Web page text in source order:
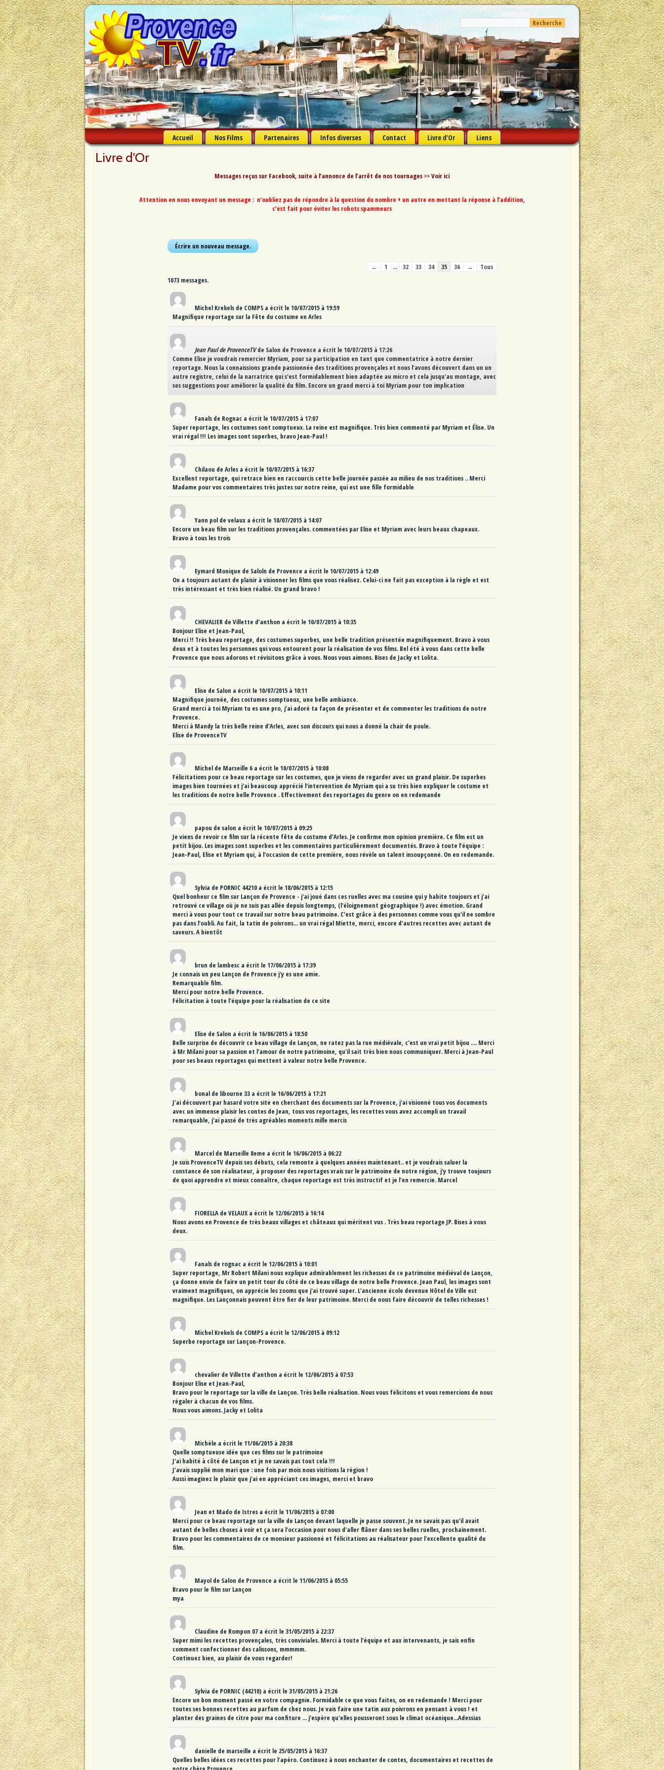
Accueil Nos Films Partenaires Infos diverses Contact Livre d’Or Liens
Livre d’Or
Messages reçus sur Facebook, suite à l’annonce de l’arrêt de nos tournages >>Voir ici
Attention en nous envoyant un message : n’oubliez pas de répondre à la question du nombre + un autre en mettant la réponse à l’addition,
c’est fait pour éviter les robots spammeurs
Navigation
← 1 ... 32 33 34 35 36 →
Tous
1073 messages.
Michel Krekels de COMPS a écrit le 10/07/2015 à 19:59
Magnifique reportage sur la Fête du costume en Arles
Jean Paul de ProvenceTV de Salon de Provence a écrit le 10/07/2015 à 17:26
Comme Elise je voudrais remercier Myriam, pour sa participation en tant que commentatrice à notre dernier
reportage. Nous la connaissions grande passionnée des traditions provençales et nous l'avons découvert dans un un
autre registre, celui de la narratrice qui s'est formidablement bien adaptée au micro et cela jusqu'au montage, avec
ses suggestions pour améliorer la qualité du film. Encore un grand merci à toi Myriam pour ton implication
Fanals de Rognac a écrit le 10/07/2015 à 17:07
Super reportage, les costumes sont somptueux. La reine est magnifique. Très bien commenté par Myriam et Élise. Un
vrai régal !!! Les images sont superbes, bravo Jean-Paul !
Chilaou de Arles a écrit le 10/07/2015 à 16:37
Excellent reportage, qui retrace bien en raccourcis cette belle journée passée au milieu de nos traditions .. Merci
Madame pour vos commentaires très justes sur notre reine, qui est une fille formidable
Yann pol de velaux a écrit le 10/07/2015 à 14:07
Encore un beau film sur les traditions provençales. commentées par Elise et Myriam avec leurs beaux chapeaux.
Bravo à tous les trois
Eymard Monique de Saloln de Provence a écrit le 10/07/2015 à 12:49
On a toujours autant de plaisir à visionner les films que vous réalisez. Celui-ci ne fait pas exception à la règle et est
très intéressant et très bien réalisé. Un grand bravo !
CHEVALIER de Villette d’anthon a écrit le 10/07/2015 à 10:35
Bonjour Elise et Jean-Paul,
Merci !! Très beau reportage, des costumes superbes, une belle tradition présentée magnifiquement. Bravo à vous
deux et à toutes les personnes qui vous entourent pour la réalisation de vos films. Bel été à vous dans cette belle
Provence que nous adorons et révisitons grâce à vous. Nous vous aimons. Bises de Jacky et Lolita.
Elise de Salon a écrit le 10/07/2015 à 10:11
Magnifique journée, des costumes somptueux, une belle ambiance.
Grand merci à toi Myriam tu es une pro, j'ai adoré ta façon de présenter et de commenter les traditions de notre
Provence.
Merci à Mandy la très belle reine d'Arles, avec son discours qui nous a donné la chair de poule.
Elise de ProvenceTV
Michel de Marseille 6 a écrit le 10/07/2015 à 10:08
Félicitations pour ce beau reportage sur les costumes, que je viens de regarder avec un grand plaisir. De superbes
images bien tournées et j'ai beaucoup apprécié l'intervention de Myriam qui a su très bien expliquer le costume et
les traditions de notre belle Provence . Effectivement des reportages du genre on en redemande
papou de salon a écrit le 10/07/2015 à 09:25
Je viens de revoir ce film sur la récente fête du costume d'Arles. Je confirme mon opinion première. Ce film est un
petit bijou. Les images sont superbes et les commentaires particulièrement documentés. Bravo à toute l’équipe :
Jean-Paul, Elise et Myriam qui, à l'occasion de cette première, nous révèle un talent insoupçonné. On en redemande.
Sylvia de PORNIC 44210 a écrit le 18/06/2015 à 12:15
Quel bonheur ce film sur Lançon de Provence - j'ai joué dans ces ruelles avec ma cousine qui y habite toujours et j'ai
retrouvé ce village où je ne suis pas allée depuis longtemps, (l'éloignement géographique !) avec émotion. Grand
merci à vous pour tout ce travail sur notre beau patrimoine. C'est grâce à des personnes comme vous qu'il ne sombre
pas dans l'oubli. Au fait, la tatin de poivrons... un vrai régal Miette, merci, encore d'autres recettes avec autant de
saveurs. A bientôt
brun de lambesc a écrit le 17/06/2015 à 17:39
Je connais un peu Lançon de Provence j'y es une amie.
Remarquable film.
Merci pour notre belle Provence.
Félicitation à toute l'équipe pour la réalisation de ce site
Elise de Salon a écrit le 16/06/2015 à 18:50
Belle surprise de découvrir ce beau village de Lançon, ne ratez pas la rue médiévale, c'est un vrai petit bijou .... Merci
à Mr Milani pour sa passion et l'amour de notre patrimoine, qu'il sait très bien nous communiquer. Merci à Jean-Paul
pour ses beaux reportages qui mettent à valeur notre belle Provence.
bonal de libourne 33 a écrit le 16/06/2015 à 17:21
J'ai découvert par hasard votre site en cherchant des documents sur la Provence, j'ai visionné tous vos documents
avec un immense plaisir les contes de Jean, tous vos reportages, les recettes vous avez accompli un travail
remarquable, j'ai passé de très agréables moments mille mercis
Marcel de Marseille 8eme a écrit le 16/06/2015 à 06:22
Je suis ProvenceTV depuis ses débuts, cela remonte à quelques années maintenant.. et je voudrais saluer la
constance de son réalisateur, à proposer des reportages vrais sur le patrimoine de notre région, j'y trouve toujours
de quoi apprendre et mieux connaître, chaque reportage est très instructif et je l'en remercie. Marcel
FIORELLA de VELAUX a écrit le 12/06/2015 à 16:14
Nous avons en Provence de très beaux villages et châteaux qui méritent vus . Très beau reportage JP. Bises à vous
deux.
Fanals de rognac a écrit le 12/06/2015 à 10:01
Super reportage, Mr Robert Milani nous explique admirablement les richesses de ce patrimoine médiéval de Lançon,
ça donne envie de faire un petit tour du côté de ce beau village de notre belle Provence. Jean Paul, les images sont
vraiment magnifiques, on apprécie les zooms que j'ai trouvé super. L'ancienne école devenue Hôtel de Ville est
magnifique. Les Lançonnais peuvent être fier de leur patrimoine. Merci de nous faire découvrir de telles richesses !
Michel Krekels de COMPS a écrit le 12/06/2015 à 09:12
Superbe reportage sur Lançon-Provence.
chevalier de Villette d’anthon a écrit le 12/06/2015 à 07:53
Bonjour Elise et Jean-Paul,
Bravo pour le reportage sur la ville de Lançon. Très belle réalisation. Nous vous félicitons et vous remercions de nous
régaler à chacun de vos films.
Nous vous aimons. Jacky et Lolita
Michèle a écrit le 11/06/2015 à 20:38
Quelle somptueuse idée que ces films sur le patrimoine
J'ai habité à côté de Lançon et je ne savais pas tout cela !!!
J'avais supplié mon mari que : une fois par mois nous visitions la région !
Aussi imaginez le plaisir que j'ai en appréciant ces images, merci et bravo
Jean et Mado de Istres a écrit le 11/06/2015 à 07:00
Merci pour ce beau reportage sur la ville de Lançon devant laquelle je passe souvent. Je ne savais pas qu'il avait
autant de belles choses à voir et ça sera l'occasion pour nous d'aller flâner dans ses belles ruelles, prochainement.
Bravo pour les commentaires de ce monsieur passionné et félicitations au réalisateur pour l'excellente qualité du
film.
Mayol de Salon de Provence a écrit le 11/06/2015 à 05:55
Bravo pour le film sur Lançon
mya
Claudine de Rompon 07 a écrit le 31/05/2015 à 22:37
Super mimi les recettes provençales, très conviviales. Merci à toute l'équipe et aux intervenants, je sais enfin
comment confectionner des calissons, mmmmm.
Continuez bien, au plaisir de vous regarder!
Sylvia de PORNIC (44210) a écrit le 31/05/2015 à 21:26
Encore un bon moment passé en votre compagnie. Formidable ce que vous faites, on en redemande ! Merci pour
toutes ses bonnes recettes au parfum de chez nous. Je vais faire une tatin aux poivrons en pensant à vous ! et
planter des graines de citre pour ma confiture ... j'espère qu'elles pousseront sous le climat océanique...Adessias
danielle de marseille a écrit le 25/05/2015 à 16:37
Quelles belles idées ces recettes pour l'apéro. Continuez à nous enchanter de contes, documentaires et recettes de